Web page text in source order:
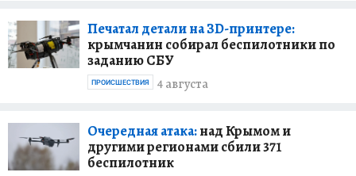
Печатал детали на ЗD-принтере:
крымчанин собирал беспилотники по
заданию СБУ
4 августа
ПРОИСШЕСТВИЯ
Очередная атака:над Крымом и
другими регионами сбили 371
беспилотник